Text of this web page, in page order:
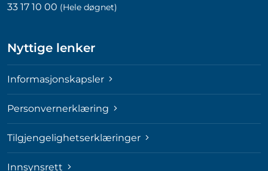
33 17 10 00 (Hele døgnet)
Nyttige lenker
Informasjonskapsler
Personvernerklæring
Tilgjengelighetserklæringer
Innsynsrett